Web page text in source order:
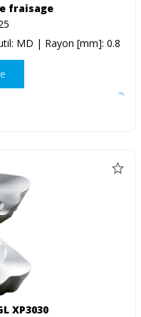
fraisage
MD | Rayon [mm]: 0.8
XP3030